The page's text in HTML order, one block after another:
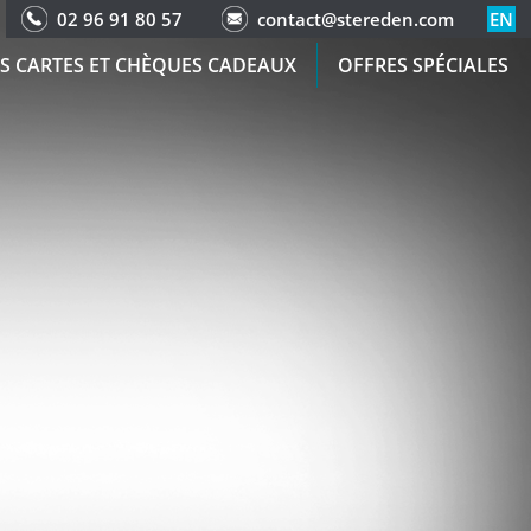
02 96 91 80 57 contact@stereden.com EN
CARTES ET CHÈQUES CADEAUX OFFRES SPÉCIALES